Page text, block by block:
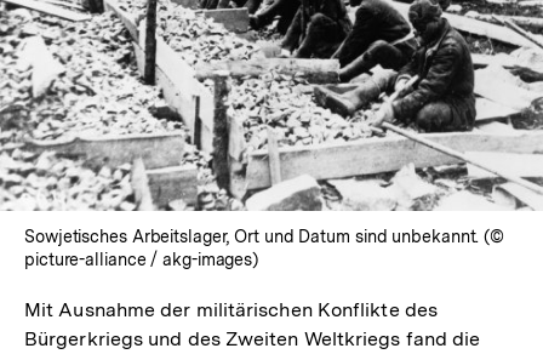
Sowjetisches Arbeitslager, Ort und Datum sind unbekannt. (©
picture-alliance / akg-images)
Mit Ausnahme der militärischen Konflikte des
Bürgerkriegs und des Zweiten Weltkriegs fand die